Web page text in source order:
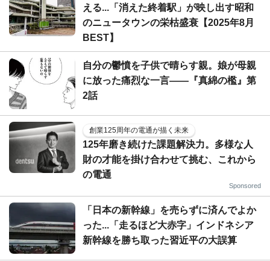
える...「消えた終着駅」が映し出す昭和
のニュータウンの栄枯盛衰【2025年8月
BEST】
自分の鬱憤を子供で晴らす親。娘が母親
に放った痛烈な一言――『真綿の檻』第
2話
創業125周年の電通が描く未来
125年磨き続けた課題解決力。多様な人
財の才能を掛け合わせて挑む、これから
の電通
Sponsored
「日本の新幹線」を売らずに済んでよか
った...「走るほど大赤字」インドネシア
新幹線を勝ち取った習近平の大誤算